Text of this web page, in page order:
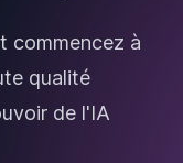
commencez à
qualité
de l'IA